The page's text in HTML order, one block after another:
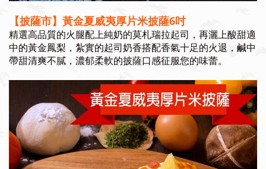
【披薩市】黃金夏威夷厚片米披薩6吋
精選高品質的火腿配上純奶的莫札瑞拉起司，再灑上酸甜適
中的黃金鳳梨，紮實的起司奶香搭配香氣十足的火退，鹹中
帶甜清爽不膩，濃郁柔軟的披薩口感征服您的味蕾。